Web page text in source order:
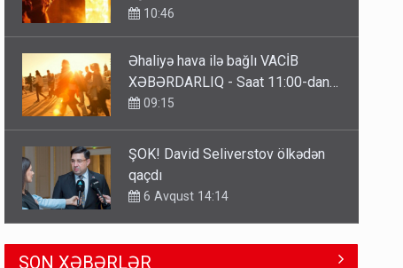
ŞOK! David Seliverstov ölkədən
qaçdı
6 Avqust 14:14
Bu ölkələrə şəxsiyyət vəsiqəsi ilə
gedə biləcəksiniz - SİYAHI
6 Avqust 10:53
Media və Yayım Şurasına əlavə
SON XƏBƏRLƏR